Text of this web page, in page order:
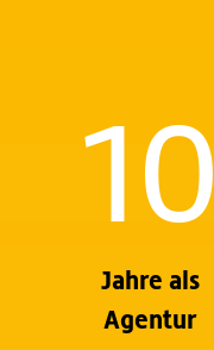
10
Jahre als
Agentur